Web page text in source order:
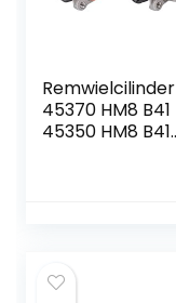
Remwielcilinder
45370 HM8 B41
45350 HM8 B41
ATV-remmen en